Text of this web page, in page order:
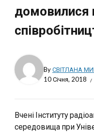
домовилися
ByСВІТЛАНА
10 Січня, 2018
Вчені Інституту
середовища при